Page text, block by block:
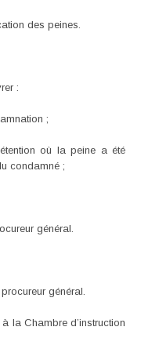
des peines.
:
;
où la peine a été
condamné ;
général.
général.
la Chambre d’instruction